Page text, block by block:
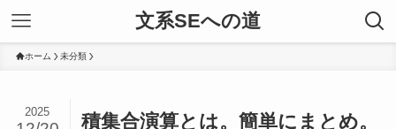
文系SEへの道
ホーム 未分類
積集合演算とは。簡単にまとめ。
2025